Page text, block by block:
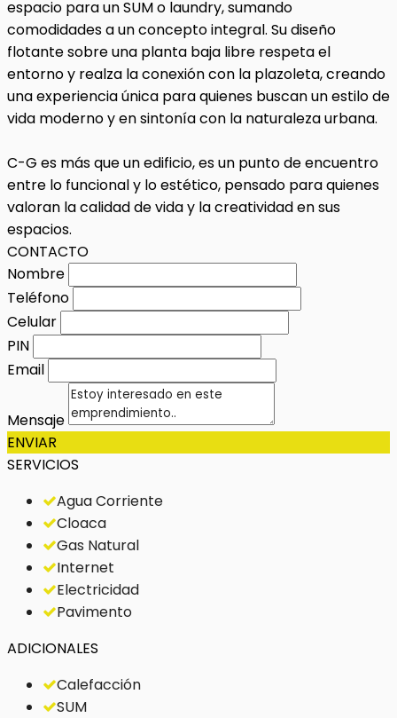
espacio para un SUM o laundry, sumando
comodidades a un concepto integral. Su diseño
flotante sobre una planta baja libre respeta el
entorno y realza la conexión con la plazoleta, creando
una experiencia única para quienes buscan un estilo de
vida moderno y en sintonía con la naturaleza urbana.
C-G es más que un edificio, es un punto de encuentro
entre lo funcional y lo estético, pensado para quienes
valoran la calidad de vida y la creatividad en sus
espacios.
CONTACTO
Nombre
Teléfono
Celular
PIN
Email
Mensaje
ENVIAR
SERVICIOS
Agua Corriente
Cloaca
Gas Natural
Internet
Electricidad
Pavimento
ADICIONALES
Calefacción
SUM